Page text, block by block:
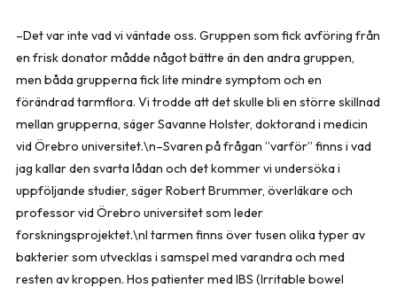
–Det var inte vad vi väntade oss. Gruppen som fick avföring från
en frisk donator mådde något bättre än den andra gruppen,
men båda grupperna fick lite mindre symptom och en
förändrad tarmflora. Vi trodde att det skulle bli en större skillnad
mellan grupperna, säger Savanne Holster, doktorand i medicin
vid Örebro universitet.\n–Svaren på frågan ”varför” finns i vad
jag kallar den svarta lådan och det kommer vi undersöka i
uppföljande studier, säger Robert Brummer, överläkare och
professor vid Örebro universitet som leder
forskningsprojektet.\nI tarmen finns över tusen olika typer av
bakterier som utvecklas i samspel med varandra och med
resten av kroppen. Hos patienter med IBS (Irritable bowel